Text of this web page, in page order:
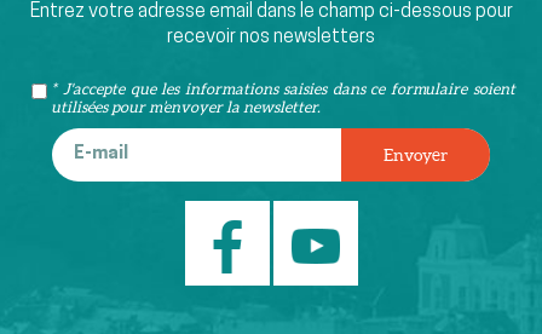
Entrez votre adresse email dans le champ ci-dessous pour
recevoir nos newsletters
* J'accepte que les informations saisies dans ce formulaire soient
utilisées pour m’envoyer la newsletter.